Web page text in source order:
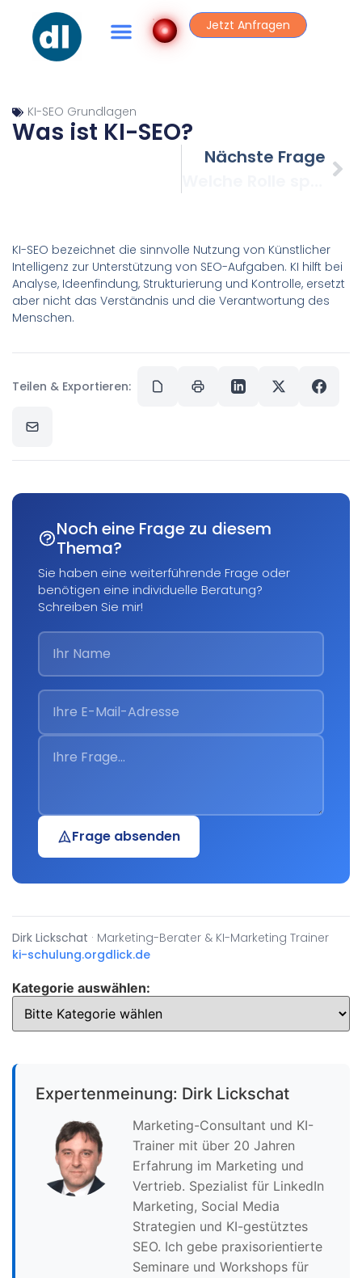
Jetzt Anfragen
KI-SEO Grundlagen
Was ist KI-SEO?
Nächste Frage
KI-SEO bezeichnet die sinnvolle Nutzung von Künstlicher
Intelligenz zur Unterstützung von SEO-Aufgaben. KI hilft bei
Analyse, Ideenfindung, Strukturierung und Kontrolle, ersetzt
aber nicht das Verständnis und die Verantwortung des
Menschen.
Teilen & Exportieren:
Noch eine Frage zu diesem
Thema?
Sie haben eine weiterführende Frage oder
benötigen eine individuelle Beratung?
Schreiben Sie mir!
Frage absenden
Dirk Lickschat · Marketing-Berater & KI-Marketing Trainer
ki-schulung.orgdlick.de
Kategorie auswählen:
Expertenmeinung: Dirk Lickschat
Marketing-Consultant und KI-
Trainer mit über 20 Jahren
Erfahrung im Marketing und
Vertrieb. Spezialist für LinkedIn
Marketing, Social Media
Strategien und KI-gestütztes
SEO. Ich gebe praxisorientierte
Seminare und Workshops für